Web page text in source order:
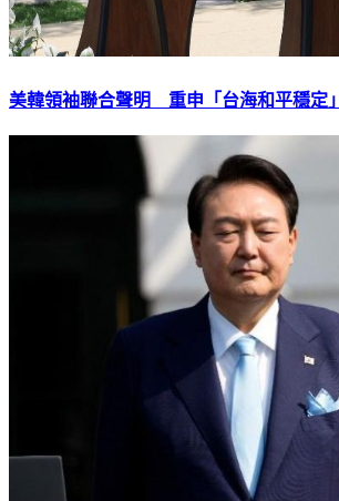
美韓領袖聯合聲明 重申「台海和平穩定